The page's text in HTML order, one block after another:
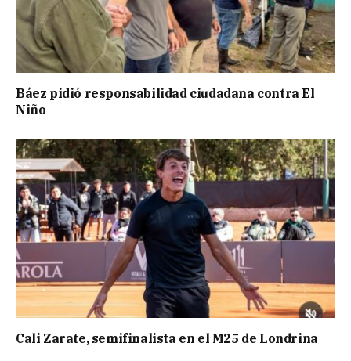
Báez pidió responsabilidad ciudadana contra El
Niño
Cali Zarate, semifinalista en el M25 de Londrina